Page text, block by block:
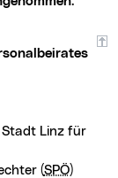
Stadt Linz für
(SPÖ)